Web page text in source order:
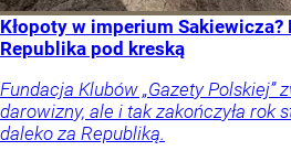
Kłopoty w imperium Sakiewicza?
Republika pod kreską
Fundacja Klubów „Gazety Polskiej”
darowizny, ale i tak zakończyła rok
daleko za Republiką.